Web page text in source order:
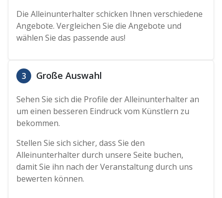
Die Alleinunterhalter schicken Ihnen verschiedene
Angebote. Vergleichen Sie die Angebote und
wählen Sie das passende aus!
3 Große Auswahl
Sehen Sie sich die Profile der Alleinunterhalter an
um einen besseren Eindruck vom Künstlern zu
bekommen.
Stellen Sie sich sicher, dass Sie den
Alleinunterhalter durch unsere Seite buchen,
damit Sie ihn nach der Veranstaltung durch uns
bewerten können.